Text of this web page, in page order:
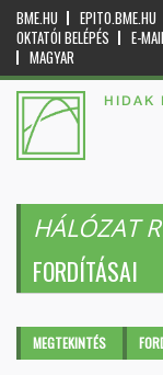
BME.HU EPITO.BME.HU
OKTATÓI BELÉPÉS
E-
MAGYAR
HIDAK
HÁLÓZAT
FORDÍTÁSAI
Elsődleges
MEGTEKINTÉS